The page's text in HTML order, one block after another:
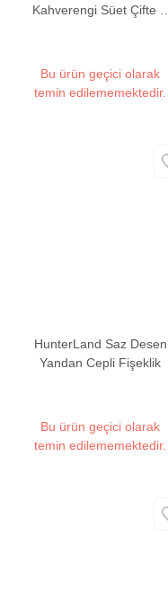
Kahverengi Süet Çifte &
Bu ürün geçici olarak
temin edilememektedir.
HunterLand Saz Desen
Yandan Cepli Fişeklik
Bu ürün geçici olarak
temin edilememektedir.